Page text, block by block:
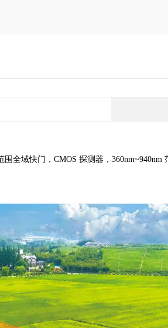
全域快门，CMOS 探测器，